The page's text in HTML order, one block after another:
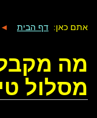
אתם כאן: דף הבית ◄
מה
מסלול